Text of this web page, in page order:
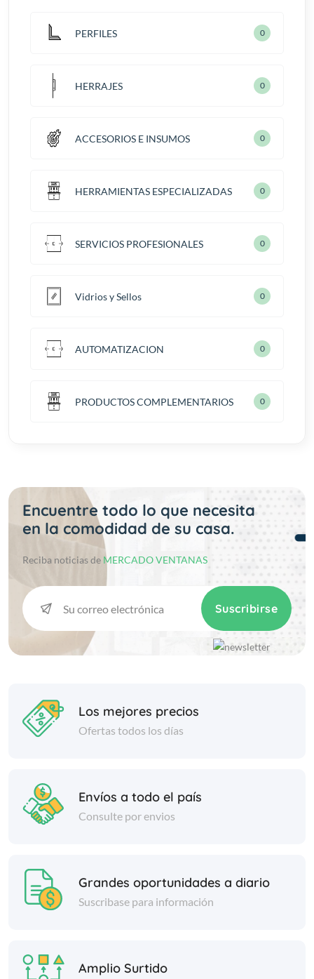
PERFILES 0
HERRAJES 0
ACCESORIOS E INSUMOS 0
HERRAMIENTAS ESPECIALIZADAS 0
SERVICIOS PROFESIONALES 0
Vidrios y Sellos 0
AUTOMATIZACION 0
PRODUCTOS COMPLEMENTARIOS 0
Encuentre todo lo que necesita
en la comodidad de su casa.
Reciba noticias de MERCADO VENTANAS
Suscribirse
Los mejores precios
Ofertas todos los días
Envíos a todo el país
Consulte por envios
Grandes oportunidades a diario
Suscribase para información
Amplio Surtido